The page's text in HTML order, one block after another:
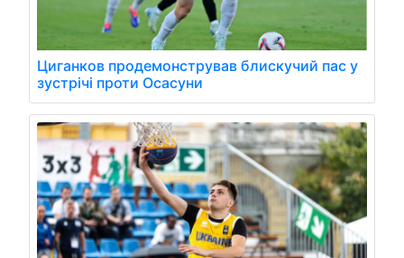
Циганков продемонстрував блискучий пас у
зустрічі проти Осасуни